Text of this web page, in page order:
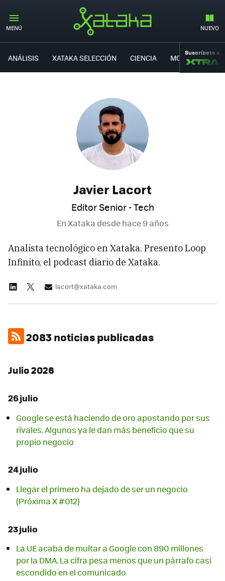
MENÚ NUEVO
ANÁLISIS XATAKA SELECCIÓN CIENCIA MOVILIDAD
Suscríbete a
Javier Lacort
Editor Senior - Tech
En Xataka desdehace 9 años
Analista tecnológico en Xataka. Presento Loop
Infinito, el podcast diario de Xataka.
lacort@xataka.com
2083 noticias publicadas
Julio 2026
26 julio
Google se está haciendo de oro apostando por sus
rivales. Algunos ya le dan más beneficio que su
propio negocio
24 julio
Llegar el primero ha dejado de ser un negocio
(Próxima X #012)
23 julio
La UE acaba de multar a Google con 890 millones
por la DMA. La cifra pesa menos que un párrafo casi
escondido en el comunicado